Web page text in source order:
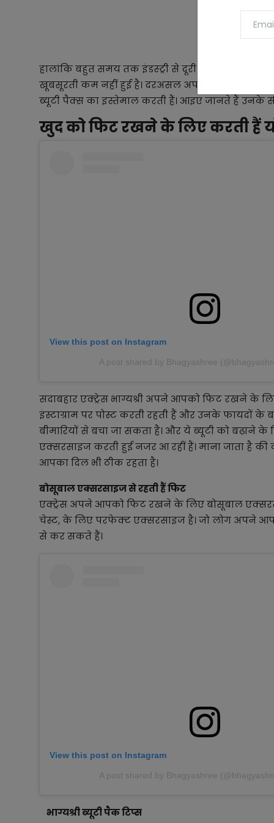
हालांकि बहुत समय तक इंडस्ट्री से दूरी बनाने के बाद
खूबसूरती कम नहीं हुई है। दरअसल अपने आपको फिट
ब्यूटी पैक्स का इस्तेमाल करती हैं। आइए जानते हैं उनके
खुद को फिट रखने के लिए करती हैं
View this post on Instagram
A post shared by Bhagyashree
सदाबहार एक्ट्रेस भाग्यश्री अपने आपको फिट रखने के
इंस्टाग्राम पर पोस्ट करती रहती हैं और उनके फायदों के
बीमारियों से बचा जा सकता है। और ये ब्यूटी को बढ़ाने के
एक्सरसाइज करती हुई नजर आ रहीं हैं। माना जाता है
आपका दिल भी ठीक रहता है।
बोसूबाल एक्सरसाइज से रहती हैं फिट
एक्ट्रेस अपने आपको फिट रखने के लिए बोसूबाल
चेस्ट, के लिए परफेक्ट एक्सरसाइज है। जो लोग अपने
से कर सकते हैं।
View this post on Instagram
A post shared by Bhagyashree
भाग्यश्री ब्यूटी पैक टिप्स